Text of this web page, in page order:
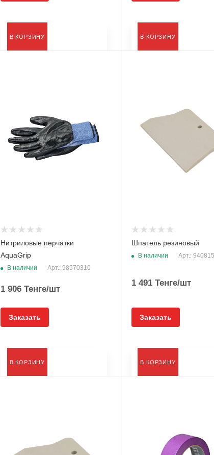
В КОРЗИНУ В КОРЗИНУ
Нитриловые перчатки
AquaGrip
В наличии Арт.: 98570310
1 906 Тенге/шт
Заказать
В КОРЗИНУ
Шпатель резиновый
В наличии Арт.:
1 491Тенге/шт
Заказать
В КОРЗИНУ